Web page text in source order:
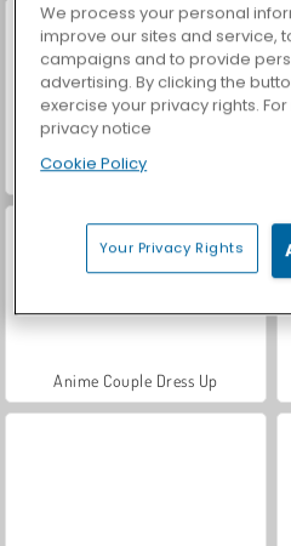
Love Tester
Anime Couple Dress Up
We process your personal
improve our sites and service,
campaigns and to provide
advertising. By clicking the
exercise your privacy rights.
privacy notice
Cookie Policy
Your Privacy Rights